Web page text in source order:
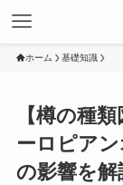
ホーム 基礎知識
【樽の種
ーロピア
の影響を解